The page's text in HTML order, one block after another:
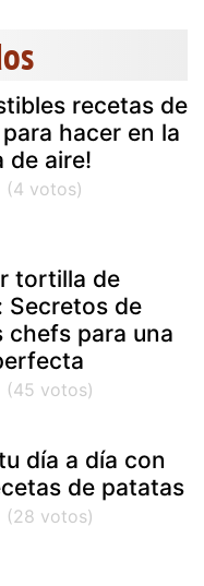
recetas de
hacer en la
de aire!
tortilla de
Secretos de
chefs para una
día a día con
de patatas